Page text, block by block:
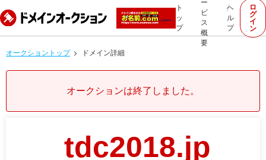
ト
ッ
プ
ー
ビ
ス
概
要
ヘ
ル
プ
ロ
グ
イ
ン
オークショントップ ドメイン詳細
オークションは終了しました。
tdc2018.jp